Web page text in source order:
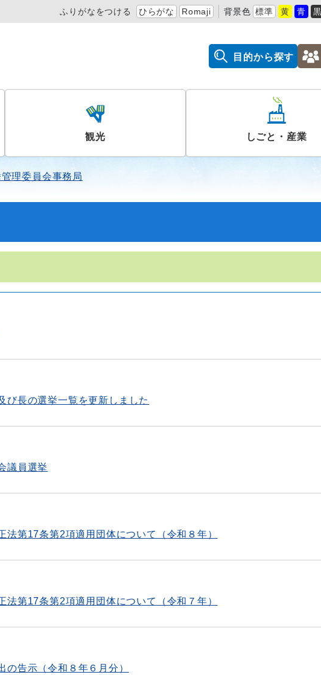
ふりがなをつける ひらがな Romaji 背景色 標準 黄 青
目的から探す
観光 しごと・産業
理委員会事務局
び長の選挙一覧を更新しました
議員選挙
法第17条第2項適用団体について（令和８年）
法第17条第2項適用団体について（令和７年）
の告示（令和８年６月分）